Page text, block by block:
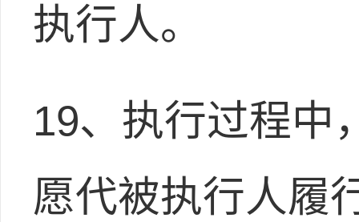
执行人。
19、执行过程中
愿代被执行人履